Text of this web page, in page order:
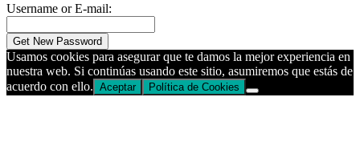
Username or E-mail:
Usamos cookies para asegurar que te damos la mejor experiencia en
nuestra web. Si continúas usando este sitio, asumiremos que estás de
acuerdo con ello. Aceptar Política de Cookies